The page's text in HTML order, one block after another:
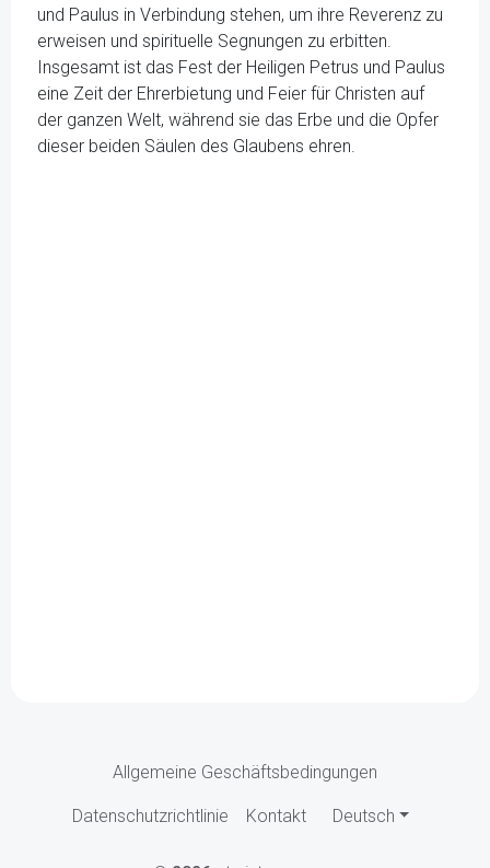
und Paulus in Verbindung stehen, um ihre Reverenz zu
erweisen und spirituelle Segnungen zu erbitten.
Insgesamt ist das Fest der Heiligen Petrus und Paulus
eine Zeit der Ehrerbietung und Feier für Christen auf
der ganzen Welt, während sie das Erbe und die Opfer
dieser beiden Säulen des Glaubens ehren.
Allgemeine Geschäftsbedingungen
Datenschutzrichtlinie Kontakt Deutsch